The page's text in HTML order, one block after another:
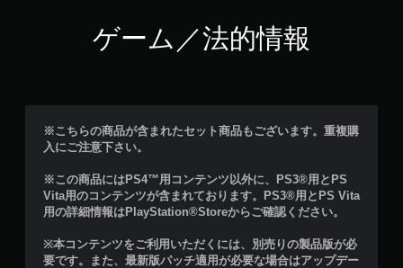
ゲーム／法的情報
※こちらの商品が含まれたセット商品もございます。重複購
入にご注意下さい。
※この商品にはPS4™用コンテンツ以外に、PS3®用とPS
Vita用のコンテンツが含まれております。PS3®用とPS Vita
用の詳細情報はPlayStation®Storeからご確認ください。
※本コンテンツをご利用いただくには、別売りの製品版が必
要です。また、最新版パッチ適用が必要な場合はアップデー